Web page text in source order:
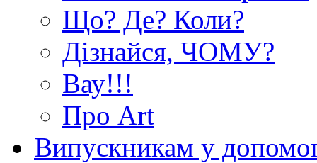
Що? Де? Коли?
Дізнайся, ЧОМУ?
Вау!!!
Про Art
Випускникам у